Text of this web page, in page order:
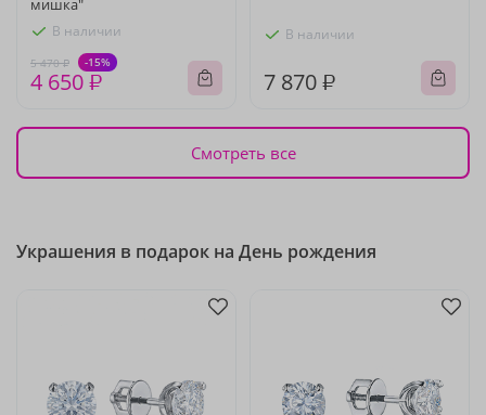
мишка"
В наличии
5 470 ₽ -15%
4 650 ₽
В наличии
7 870 ₽
Смотреть все
Украшения в подарок на День рождения